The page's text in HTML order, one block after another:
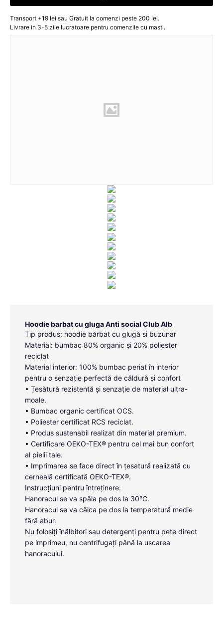
Transport +19 lei sau Gratuit la comenzi peste 200 lei.
Livrare in 3-5 zile lucratoare pentru comenzile cu masti.
Hoodie barbat cu gluga Anti social Club Alb
Tip produs: hoodie bărbat cu glugă si buzunar
Material: bumbac 80% organic și 20% poliester
reciclat
Material interior: 100% bumbac periat în interior
pentru o senzație perfectă de căldură și confort
• Țesătură rezistentă și senzație de material ultra-
moale.
• Bumbac organic certificat OCS.
• Poliester certificat RCS reciclat.
• Produs sustenabil realizat din material premium.
• Certificare OEKO-TEX® pentru cel mai bun confort
al pielii tale.
• Imprimarea se face direct în țesatură realizată cu
cerneală certificată OEKO-TEX®.
Instrucțiuni pentru întreținere:
Hanoracul se va spăla pe dos la 30°C.
Hanoracul se va călca pe dos la temperatură medie
fără abur.
Nu folosiți înălbitori sau detergenți pentru pete direct
pe imprimeu, nu centrifugați până la uscarea
hanoracului.